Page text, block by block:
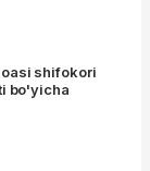
shifokori
bo'yicha